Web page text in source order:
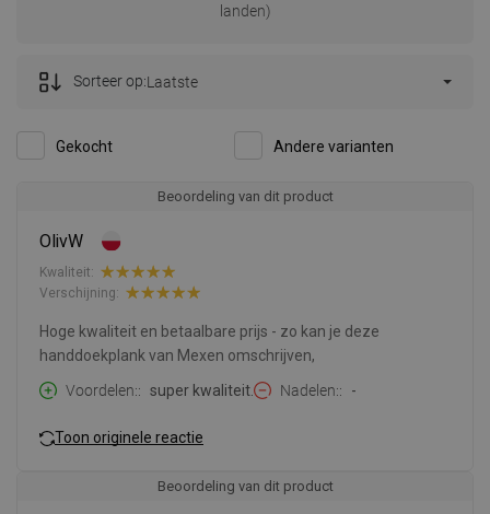
landen)
Gekocht Andere varianten
Sorteer op:Laatste
Beoordeling van dit product
OlivW
Kwaliteit:
Verschijning:
Hoge kwaliteit en betaalbare prijs - zo kan je deze
handdoekplank van Mexen omschrijven,
Voordelen:
super kwaliteit. Nadelen: -
Toon originele reactie
Beoordeling van dit product